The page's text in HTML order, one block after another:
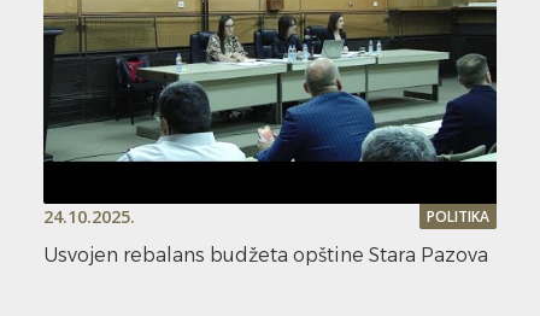
24.10.2025. POLITIKA
Usvojen rebalans budžeta opštine Stara Pazova